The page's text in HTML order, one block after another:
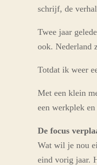
schrijf, de
Twee jaar
ook. Nederland
Totdat ik weer
Met een klein
een werkplek
De focus
Wat wil je nou
eind vorig jaar.